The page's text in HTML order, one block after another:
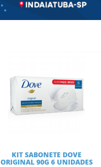
KIT SABONETE DOVE
ORIGINAL 90G 6 UNIDADES